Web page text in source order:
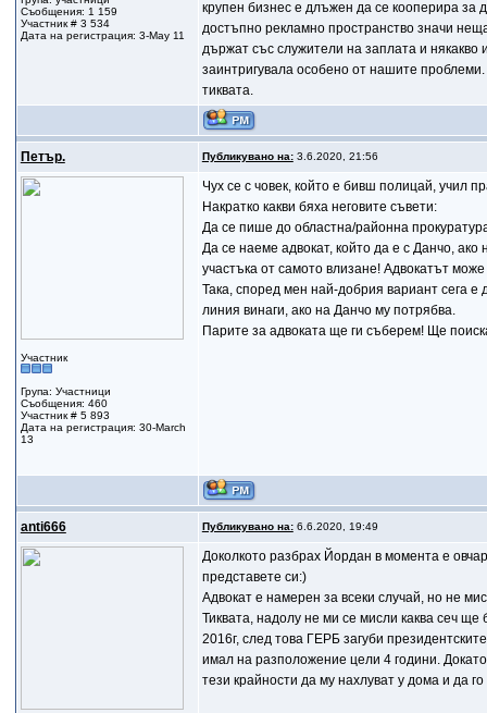
Съобщения: 1 159
Участник # 3 534
Дата на регистрация: 3-May 11
крупен бизнес е длъжен да се кооперира
достъпно рекламно пространство значи
държат със служители на заплата и
заинтригувала особено от нашите
тиквата.
Петър. Публикувано на:3.6.2020, 21:56
Участник
Група: Участници
Съобщения: 460
Участник # 5 893
Дата на регистрация: 30-March
13
Чух се с човек, който е бивш полицай, учил
Накратко какви бяха неговите съвети:
Да се пише до областна/районна
Да се наеме адвокат, който да е с Данчо, ако
участъка от самото влизане! Адвокатът
Така, според мен най-добрия вариант сега
линия винаги, ако на Данчо му потрябва.
Парите за адвоката ще ги съберем! Ще
anti666 Публикувано на:6.6.2020, 19:49
Доколкото разбрах Йордан в момента е
представете си:)
Адвокат е намерен за всеки случай, но не
Тиквата, надолу не ми се мисли каква сеч
2016г, след това ГЕРБ загуби
имал на разположение цели 4 години.
тези крайности да му нахлуват у дома и да